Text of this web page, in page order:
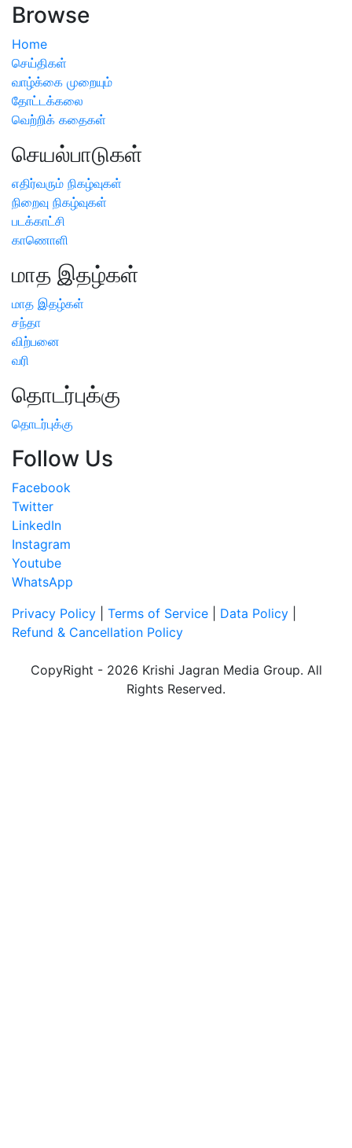
Browse
Home
செய்திகள்
வாழ்க்கை முறையும்
தோட்டக்கலை
வெற்றிக் கதைகள்
செயல்பாடுகள்
எதிர்வரும் நிகழ்வுகள்
நிறைவு நிகழ்வுகள்
படக்காட்சி
காணொளி
மாத இதழ்கள்
மாத இதழ்கள்
சந்தா
விற்பனை
வரி
தொடர்புக்கு
தொடர்புக்கு
Follow Us
Facebook
Twitter
LinkedIn
Instagram
Youtube
WhatsApp
Privacy Policy
Terms of Service Data Policy
Refund & Cancellation Policy
CopyRight - 2026 Krishi Jagran Media Group. All
Rights Reserved.